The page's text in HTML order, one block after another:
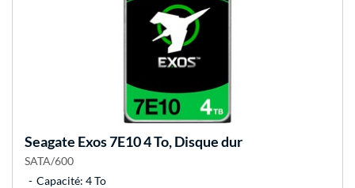
Seagate Exos 7E10 4 To, Disque dur
SATA/600
Capacité: 4 To